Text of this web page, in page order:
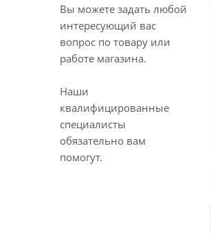
Вы можете задать любой
интересующий вас
вопрос по товару или
работе магазина.
Наши
квалифицированные
специалисты
обязательно вам
помогут.